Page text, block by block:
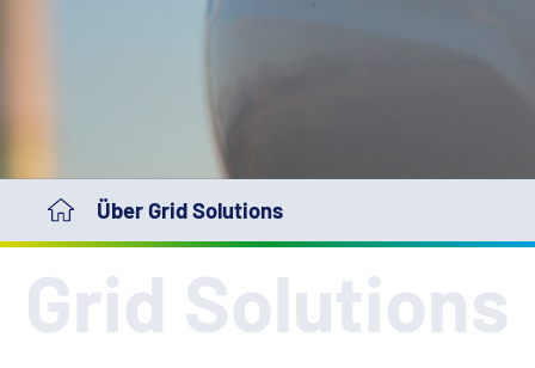
Über Grid Solutions
Grid Solutions